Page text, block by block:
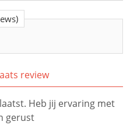
review
Heb jij ervaring met
gerust